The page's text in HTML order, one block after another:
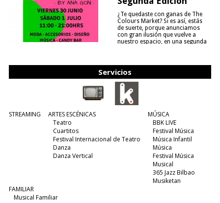
¿Te quedaste con ganas de The
Colours Market? Si es así, estás
de suerte, porque anunciamos
con gran ilusión que vuelve a
nuestro espacio, en una segunda
Servicios
STREAMING
ARTES ESCÉNICAS
Teatro
Cuartitos
Festival Internacional de Teatro
Danza
Danza Vertical
MÚSICA
BBK LIVE
Festival Música
Música Infantil
Música
Festival Música
Musical
365 Jazz Bilbao
Musiketan
FAMILIAR
Musical Familiar